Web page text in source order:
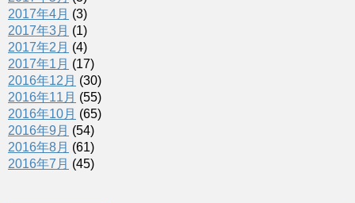
2017年4月 (3)
2017年3月 (1)
2017年2月 (4)
2017年1月 (17)
2016年12月 (30)
2016年11月 (55)
2016年10月 (65)
2016年9月 (54)
2016年8月 (61)
2016年7月 (45)